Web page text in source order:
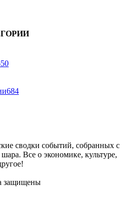
684
сводки событий, собранных с
Все о экономике, культуре,
защищены